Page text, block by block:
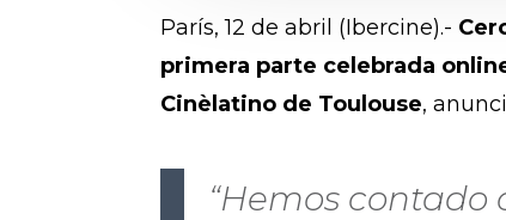
París, 12 de abril (Ibercine).-
primera parte celebrada
Cinèlatino de Toulouse,
“Hemos